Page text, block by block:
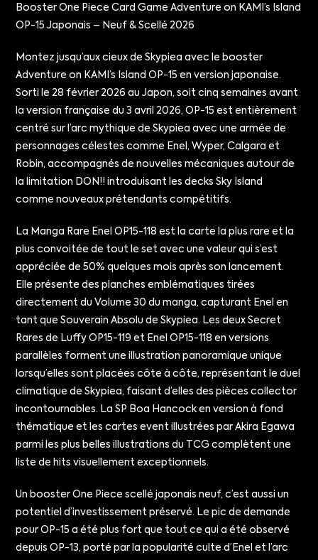
Booster One Piece Card Game Adventure on KAMI’s Island
OP-15 Japonais – Neuf & Scellé 2026
Montez jusqu’aux cieux de Skypiea avec le booster
Adventure on KAMI’s Island OP-15 en version japonaise.
Sorti le 28 février 2026 au Japon, soit cinq semaines avant
la version française du 3 avril 2026, OP-15 est entièrement
centré sur l’arc mythique de Skypiea avec une armée de
personnages célestes comme Enel, Wyper, Calgara et
Robin, accompagnés de nouvelles mécaniques autour de
la limitation DON!! introduisant les decks Sky Island
comme nouveaux prétendants compétitifs.
La Manga Rare Enel OP15-118 est la carte la plus rare et la
plus convoitée de tout le set avec une valeur qui s’est
appréciée de 50% quelques mois après son lancement.
Elle présente des planches emblématiques tirées
directement du Volume 30 du manga, capturant Enel en
tant que Souverain Absolu de Skypiea. Les deux Secret
Rares de Luffy OP15-119 et Enel OP15-118 en versions
parallèles forment une illustration panoramique unique
lorsqu’elles sont placées côte à côte, représentant le duel
climatique de Skypiea, faisant d’elles des pièces collector
incontournables. La SP Boa Hancock en version à fond
thématique et les cartes event illustrées par Akira Egawa
parmi les plus belles illustrations du TCG complètent une
liste de hits visuellement exceptionnels.
Un booster One Piece scellé japonais neuf, c’est aussi un
potentiel d’investissement préservé. Le pic de demande
pour OP-15 a été plus fort que tout ce qui a été observé
depuis OP-13, porté par la popularité culte d’Enel et l’arc